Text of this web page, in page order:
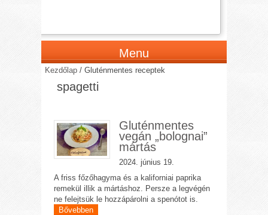
Menu
Kezdőlap /Gluténmentes receptek
spagetti
Gluténmentes
vegán „bolognai”
mártás
2024. június 19.
A friss főzőhagyma és a kaliforniai paprika
remekül illik a mártáshoz. Persze a legvégén
ne felejtsük le hozzápárolni a spenótot is.
Bővebben